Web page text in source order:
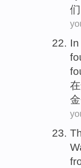
们
In
在